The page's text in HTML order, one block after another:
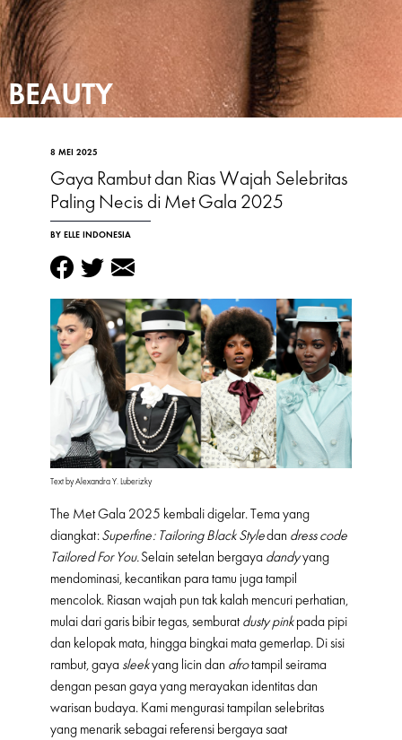
BEAUTY
8 MEI 2025
Gaya Rambut dan Rias Wajah Selebritas
Paling Necis di Met Gala 2025
BY ELLE INDONESIA
Text by Alexandra Y. Luberizky
The Met Gala 2025 kembali digelar. Tema yang
diangkat:Superfine: Tailoring Black Styledan dress code
Tailored For You.Selain setelan bergaya dandyyang
mendominasi, kecantikan para tamu juga tampil
mencolok. Riasan wajah pun tak kalah mencuri perhatian,
mulai dari garis bibir tegas, semburatdusty pinkpada pipi
dan kelopak mata, hingga bingkai mata gemerlap. Di sisi
rambut, gaya sleekyang licin dan afrotampil seirama
dengan pesan gaya yang merayakan identitas dan
warisan budaya. Kami mengurasi tampilan selebritas
yang menarik sebagai referensi bergaya saat